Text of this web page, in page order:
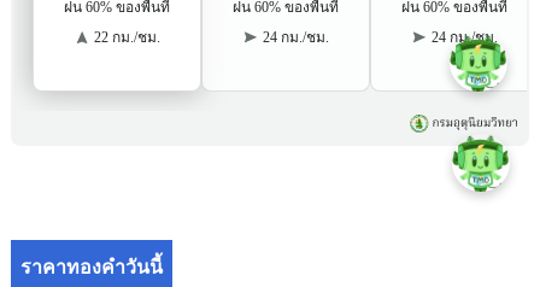
ราคาทองคำวันนี้